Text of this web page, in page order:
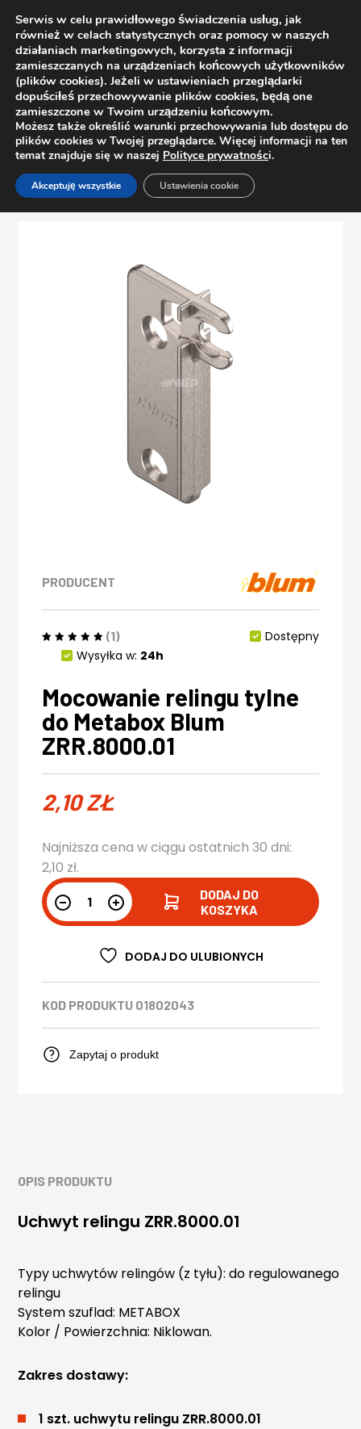
Strona główna Sklep
Szuflady
Mocowanie relingu tylne do Metabox Blum ZRR.8000.01
PRODUCENT
(1)
Dostępny
Wysyłka w: 24h
Mocowanie relingu tylne
do Metabox Blum
ZRR.8000.01
2,10ZŁ
Najniższa cena w ciągu ostatnich 30 dni:
2,10 zł.
DODAJ DO
KOSZYKA
DODAJ DO ULUBIONYCH
KOD PRODUKTU 01802043
Zapytaj o produkt
OPIS PRODUKTU
Uchwyt relingu ZRR.8000.01
Typy uchwytów relingów (z tyłu): do regulowanego
relingu
System szuflad: METABOX
Kolor / Powierzchnia: Niklowan.
Zakres dostawy:
1 szt. uchwytu relingu ZRR.8000.01
Serwis w celu prawidłowego świadczenia usług, jak
również w celach statystycznych oraz pomocy w naszych
działaniach marketingowych, korzysta z informacji
zamieszczanych na urządzeniach końcowych użytkowników
(plików cookies). Jeżeli w ustawieniach przeglądarki
dopuściłeś przechowywanie plików cookies, będą one
zamieszczone w Twoim urządzeniu końcowym.
Możesz także określić warunki przechowywania lub dostępu do
plików cookies w Twojej przeglądarce. Więcej informacji na ten
temat znajduje się w naszej Polityce prywatności.
Akceptuję wszystkie Ustawienia cookie